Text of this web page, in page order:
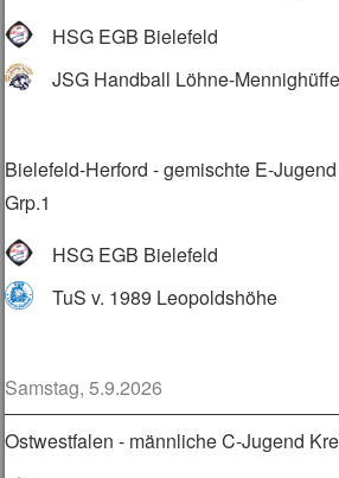
HSG EGB Bielefeld
JSG Handball Löhne-
Bielefeld-Herford - gemischte E-
Grp.1
HSG EGB Bielefeld
TuS v. 1989 Leopoldshöhe
Samstag, 5.9.2026
Ostwestfalen - männliche C-Jugend